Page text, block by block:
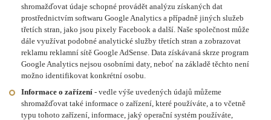
shromažďovat údaje schopné provádět analýzu získaných dat
prostřednictvím softwaru Google Analytics a případně jiných služeb
třetích stran, jako jsou pixely Facebook a další. Naše společnost může
dále využívat podobné analytické služby třetích stran a zobrazovat
reklamu reklamní sítě Google AdSense. Data získávaná skrze program
Google Analytics nejsou osobními daty, neboť na základě těchto není
možno identifikovat konkrétní osobu.
Informace o zařízení - vedle výše uvedených údajů můžeme
shromažďovat také informace o zařízení, které používáte, a to včetně
typu tohoto zařízení, informace, jaký operační systém používáte,